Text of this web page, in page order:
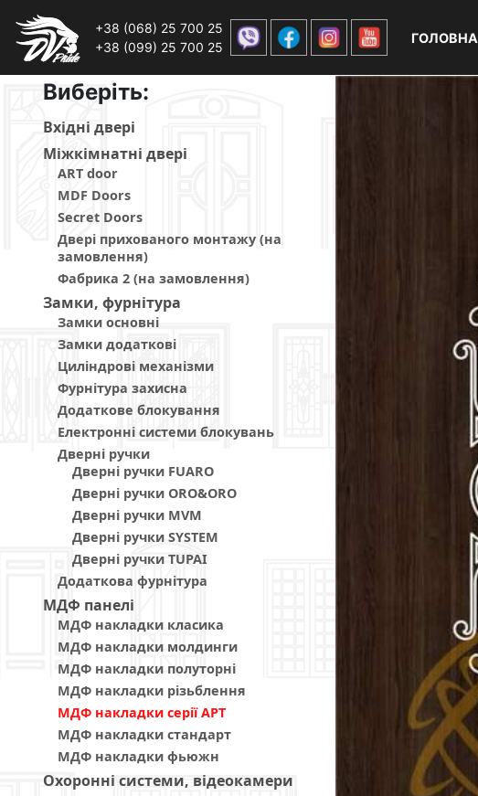
+38 (068) 25 700 25
+38 (099) 25 700 25
ГОЛОВНА
Виберiть:
Вхiднi дверi
Мiжкiмнатнi дверi
ART door
MDF Doors
Secret Doors
Двері прихованого монтажу (на
замовлення)
Фабрика 2 (на замовлення)
Замки, фурнітура
Замки основні
Замки додаткові
Циліндрові механізми
Фурнітура захисна
Додаткове блокування
Електронні системи блокувань
Дверні ручки
Дверні ручки FUARO
Дверні ручки ORO&ORO
Дверні ручки MVM
Дверні ручки SYSTEM
Дверні ручки TUPAI
Додаткова фурнітура
МДФ панелi
МДФ накладки класика
МДФ накладки молдинги
МДФ накладки полуторні
МДФ накладки різьблення
МДФ накладки серії АРТ
МДФ накладки стандарт
МДФ накладки фьюжн
Охоронні системи, відеокамери